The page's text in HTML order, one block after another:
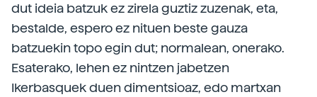
dut ideia batzuk ez zirela guztiz zuzenak, eta,
bestalde, espero ez nituen beste gauza
batzuekin topo egin dut; normalean, onerako.
Esaterako, lehen ez nintzen jabetzen
Ikerbasquek duen dimentsioaz, edo martxan